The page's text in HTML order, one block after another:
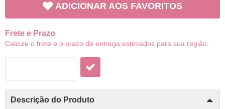
ADICIONAR AOS FAVORITOS
Frete e Prazo
Calcule o frete e o prazo de entrega estimados para sua região:
Descrição do Produto